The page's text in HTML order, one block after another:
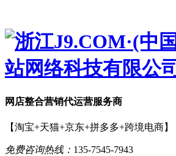
网店整合营销代运营服务商
【淘宝+天猫+京东+拼多多+跨境电商】
免费咨询热线： 135-7545-7943